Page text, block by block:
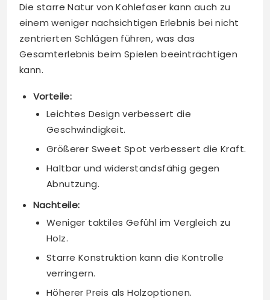
Die starre Natur von Kohlefaser kann auch zu
einem weniger nachsichtigen Erlebnis bei nicht
zentrierten Schlägen führen, was das
Gesamterlebnis beim Spielen beeinträchtigen
kann.
Vorteile:
Leichtes Design verbessert die
Geschwindigkeit.
Größerer Sweet Spot verbessert die Kraft.
Haltbar und widerstandsfähig gegen
Abnutzung.
Nachteile:
Weniger taktiles Gefühl im Vergleich zu
Holz.
Starre Konstruktion kann die Kontrolle
verringern.
Höherer Preis als Holzoptionen.